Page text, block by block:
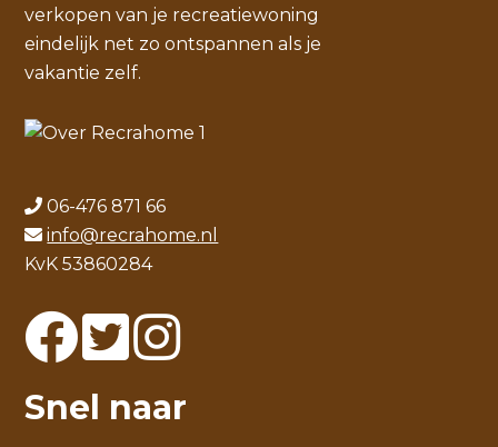
verkopen van je recreatiewoning
eindelijk net zo ontspannen als je
vakantie zelf.
06-476 871 66
info@recrahome.nl
KvK 53860284
Snel naar